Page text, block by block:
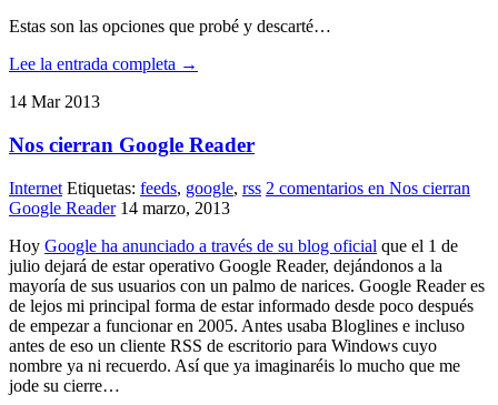
Estas son las opciones que probé y descarté…
Lee la entrada completa →
14 Mar 2013
Nos cierran Google Reader
Internet Etiquetas: feeds, google, rss 2 comentarios en Nos cierran
Google Reader 14 marzo, 2013
Hoy Google ha anunciado a través de su blog oficial que el 1 de
julio dejará de estar operativo Google Reader, dejándonos a la
mayoría de sus usuarios con un palmo de narices. Google Reader es
de lejos mi principal forma de estar informado desde poco después
de empezar a funcionar en 2005. Antes usaba Bloglines e incluso
antes de eso un cliente RSS de escritorio para Windows cuyo
nombre ya ni recuerdo. Así que ya imaginaréis lo mucho que me
jode su cierre…